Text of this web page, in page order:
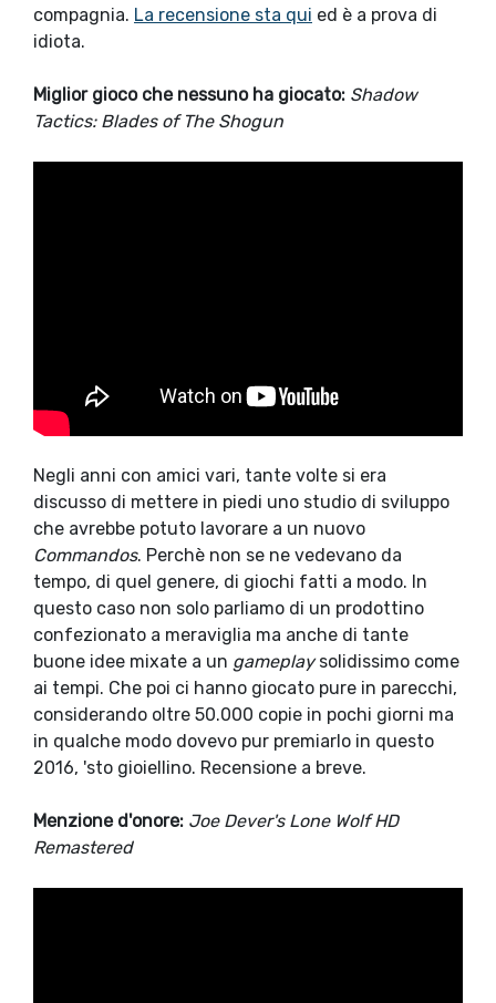
compagnia. La recensione sta qui ed è a prova di
idiota.
Miglior gioco che nessuno ha giocato: Shadow
Tactics: Blades of The Shogun
Negli anni con amici vari, tante volte si era
discusso di mettere in piedi uno studio di sviluppo
che avrebbe potuto lavorare a un nuovo
Commandos. Perchè non se ne vedevano da
tempo, di quel genere, di giochi fatti a modo. In
questo caso non solo parliamo di un prodottino
confezionato a meraviglia ma anche di tante
buone idee mixate a un gameplaysolidissimo come
ai tempi. Che poi ci hanno giocato pure in parecchi,
considerando oltre 50.000 copie in pochi giorni ma
in qualche modo dovevo pur premiarlo in questo
2016, 'sto gioiellino. Recensione a breve.
Menzione d'onore: Joe Dever's Lone Wolf HD
Remastered